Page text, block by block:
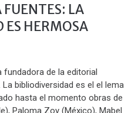
FUENTES: LA
ES HERMOSA
fundadora de la editorial
bibliodiversidad es el el lema
hasta el momento obras de
Paloma Zoy (México), Mabel